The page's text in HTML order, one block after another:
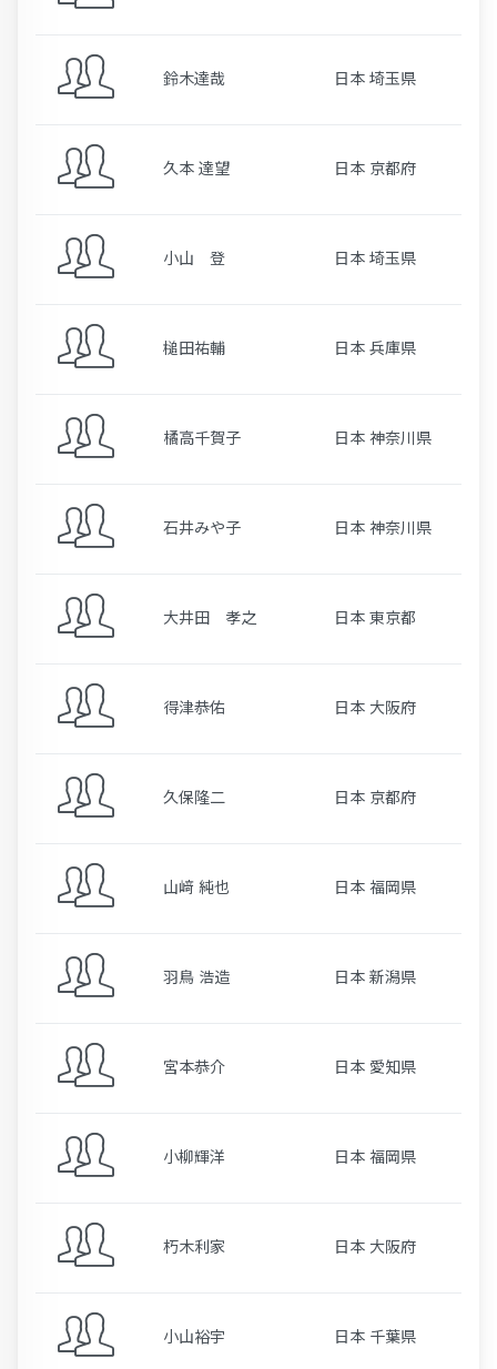
鈴木達哉 日本 埼玉県
久本 達望 日本 京都府
小山 登 日本 埼玉県
槌田祐輔 日本 兵庫県
橘高千賀子 日本 神奈川県
石井みや子 日本 神奈川県
大井田 孝之 日本 東京都
得津恭佑 日本 大阪府
久保隆二 日本 京都府
山﨑 純也 日本 福岡県
羽鳥 浩造 日本 新潟県
宮本恭介 日本 愛知県
小柳輝洋 日本 福岡県
朽木利家 日本 大阪府
小山裕宇 日本 千葉県